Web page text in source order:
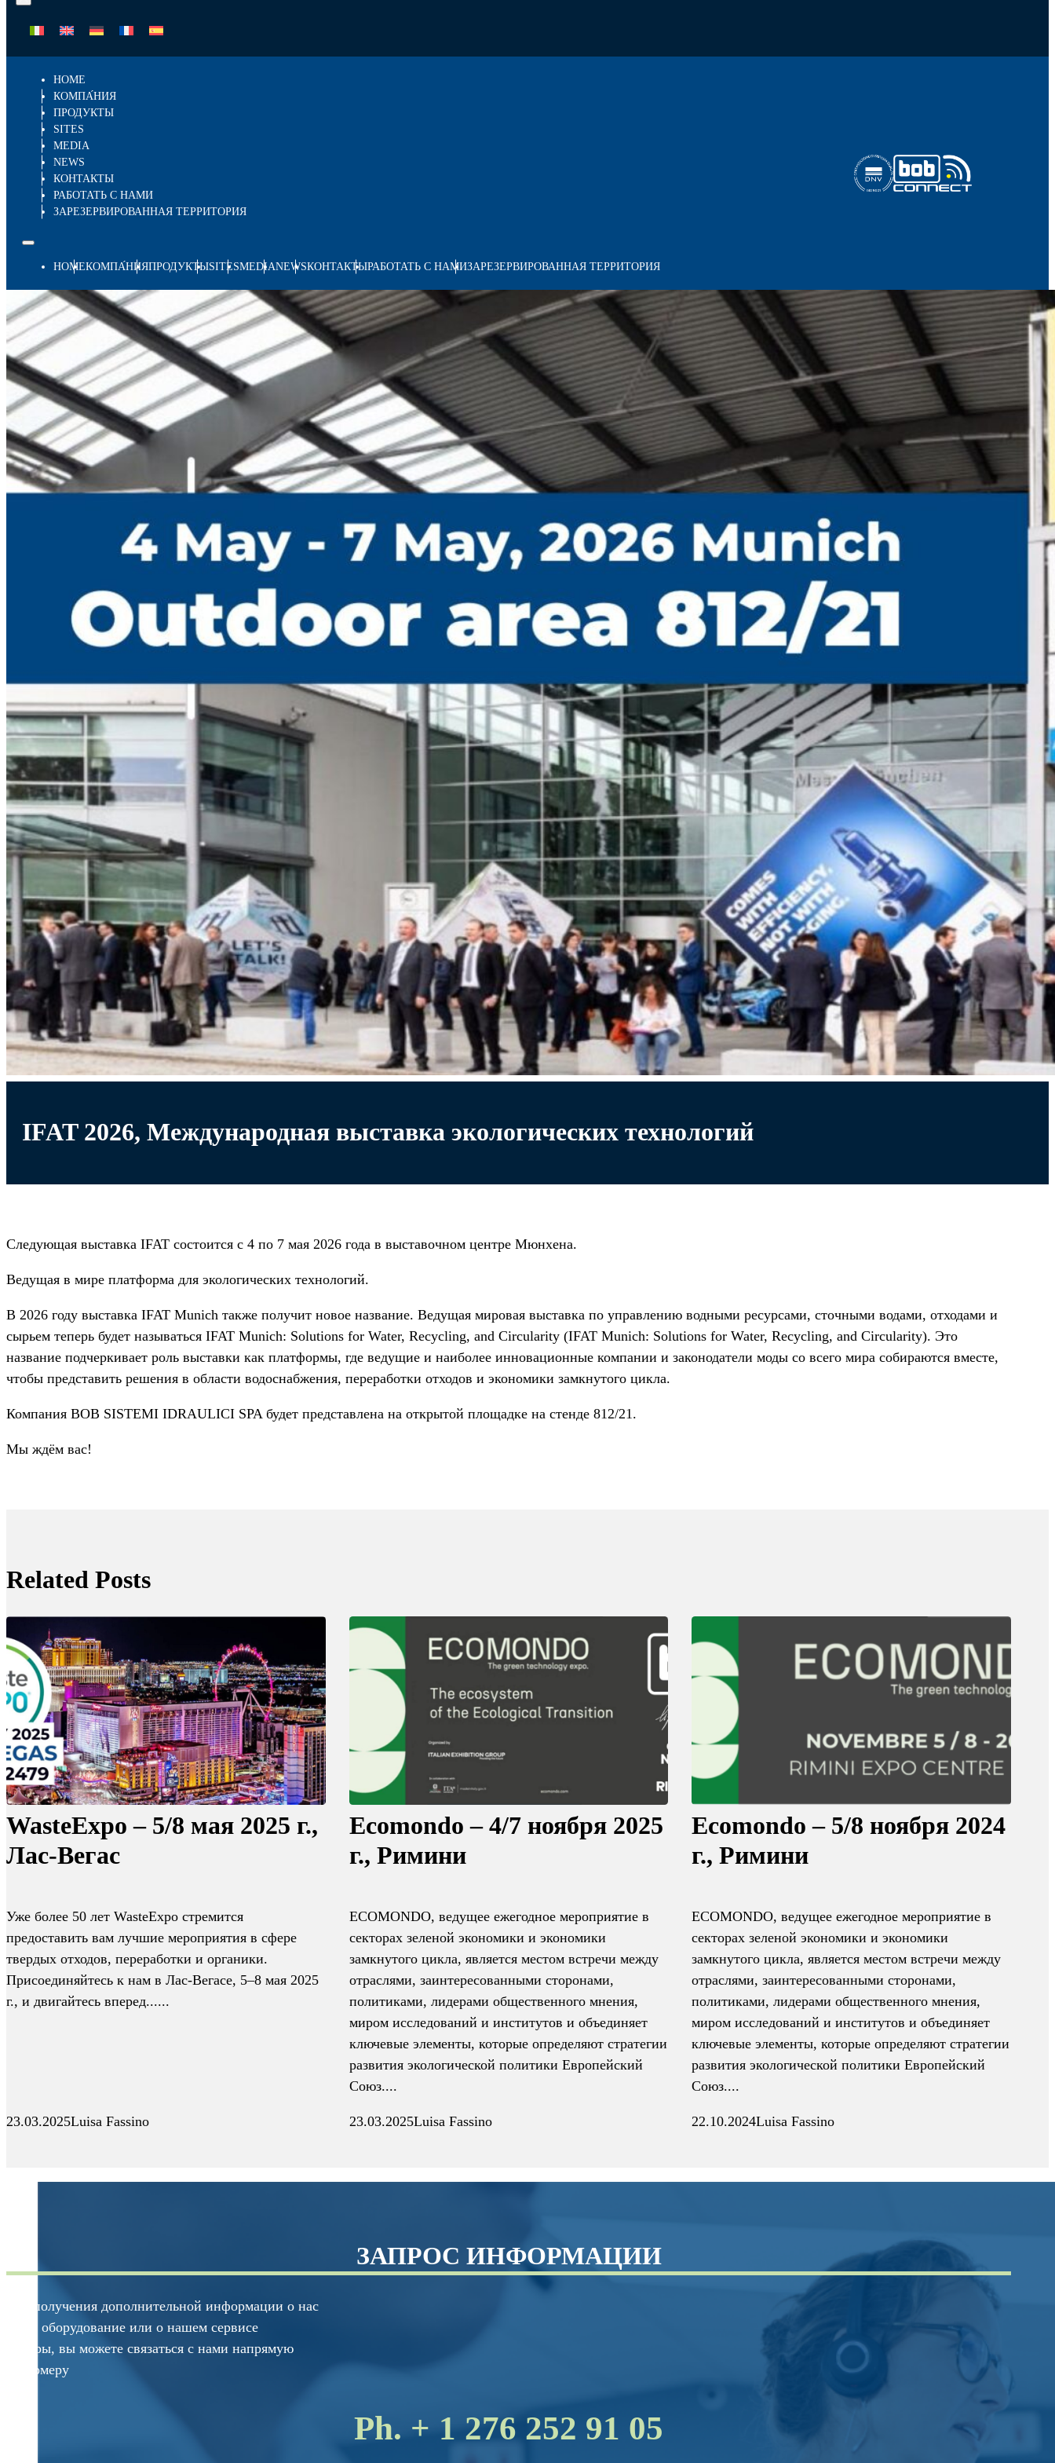
HOME
КОМПА́НИЯ
ПРОДУКТЫ
SITES
MEDIA
NEWS
КОНТАКТЫ
РАБОТАТЬ С НАМИ
ЗАРЕЗЕРВИРОВАННАЯ ТЕРРИТОРИЯ
HOMEКОМПА́НИЯПРОДУКТЫSITESMEDIANEWSКОНТАКТЫРАБОТАТЬ С НАМИЗАРЕЗЕРВИРОВАННАЯ ТЕРРИТОРИЯ
IFAT 2026, Международная выставка экологических технологий
Следующая выставка IFAT состоится с 4 по 7 мая 2026 года в выставочном центре Мюнхена.
Ведущая в мире платформа для экологических технологий.
В 2026 году выставка IFAT Munich также получит новое название. Ведущая мировая выставка по управлению водными ресурсами, сточными водами, отходами и
сырьем теперь будет называться IFAT Munich: Solutions for Water, Recycling, and Circularity (IFAT Munich: Solutions for Water, Recycling, and Circularity). Это
название подчеркивает роль выставки как платформы, где ведущие и наиболее инновационные компании и законодатели моды со всего мира собираются вместе,
чтобы представить решения в области водоснабжения, переработки отходов и экономики замкнутого цикла.
Компания BOB SISTEMI IDRAULICI SPA будет представлена ​​на открытой площадке на стенде 812/21.
Мы ждём вас!
Related Posts
WasteExpo – 5/8 мая 2025 г.,
Лас-Вегас
Уже более 50 лет WasteExpo стремится
предоставить вам лучшие мероприятия в сфере
твердых отходов, переработки и органики.
Присоединяйтесь к нам в Лас-Вегасе, 5–8 мая 2025
г., и двигайтесь вперед......
23.03.2025Luisa Fassino
Ecomondo – 4/7 ноября 2025
г., Римини
ECOMONDO, ведущее ежегодное мероприятие в
секторах зеленой экономики и экономики
замкнутого цикла, является местом встречи между
отраслями, заинтересованными сторонами,
политиками, лидерами общественного мнения,
миром исследований и институтов и объединяет
ключевые элементы, которые определяют стратегии
развития экологической политики Европейский
Союз....
23.03.2025Luisa Fassino
Ecomondo – 5/8 ноября 2024
г., Римини
ECOMONDO, ведущее ежегодное мероприятие в
секторах зеленой экономики и экономики
замкнутого цикла, является местом встречи между
отраслями, заинтересованными сторонами,
политиками, лидерами общественного мнения,
миром исследований и институтов и объединяет
ключевые элементы, которые определяют стратегии
развития экологической политики Европейский
Союз....
22.10.2024Luisa Fassino
ЗАПРОС ИНФОРМАЦИИ
Для получения дополнительной информации о нас
наше оборудование или о нашем сервисе
центры, вы можете связаться с нами напрямую
по номеру
Ph. + 1 276 252 91 05